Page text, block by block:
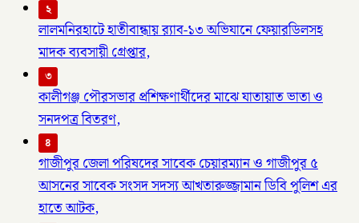
২
লালমনিরহাটে হাতীবান্ধায় র‌্যাব-১৩ অভিযানে ফেয়ারডিলসহ
মাদক ব্যবসায়ী গ্রেপ্তার,
৩
কালীগঞ্জ পৌরসভার প্রশিক্ষণার্থীদের মাঝে যাতায়াত ভাতা ও
সনদপত্র বিতরণ,
৪
গাজীপুর জেলা পরিষদের সাবেক চেয়ারম্যান ও গাজীপুর ৫
আসনের সাবেক সংসদ সদস্য আখতারুজ্জামান ডিবি পুলিশ এর
হাতে আটক,